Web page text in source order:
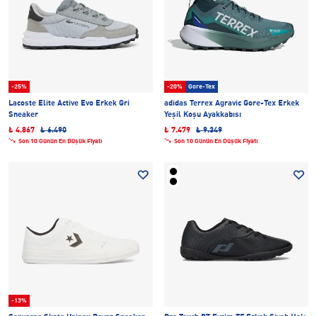
-25%
Lacoste Elite Active Evo Erkek Gri
Sneaker
₺ 4.867
₺ 6.490
Son 10 Günün En Düşük Fiyatı
-20% Gore-Tex
adidas Terrex Agravic Gore-Tex Erkek
Yeşil Koşu Ayakkabısı
₺ 7.479
₺ 9.349
Son 10 Günün En Düşük Fiyatı
-13%